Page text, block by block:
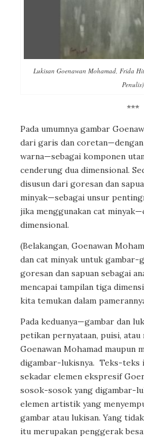
Lukisan Goenawan Mohamad, Frida
Penulis)
***
Pada umumnya gambar
dari garis dan
warna—sebagai komponen
cenderung dua dimensional.
disusun dari goresan dan
minyak—sebagai unsur
jika menggunakan cat
dimensional.
(Belakangan, Goenawan
dan cat minyak untuk gambar-
goresan dan sapuan sebagai
mencapai tampilan tiga
kita temukan dalam
Pada keduanya—gambar dan
petikan pernyataan, puisi, atau
Goenawan Mohamad maupun
digambar-lukisnya. Teks-teks
sekadar elemen ekspresif
sosok-sosok yang digambar-
elemen artistik yang
gambar atau lukisan. Yang
itu merupakan penggerak